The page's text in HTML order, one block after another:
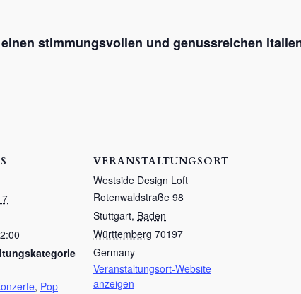
stimmungsvollen und genussreichen
, Pop
VERANSTALTUNGSORT
Westside Design Loft
Rotenwaldstraße 98
Stuttgart, Baden
Württemberg 70197
Germany
Veranstaltungsort-Website
anzeigen